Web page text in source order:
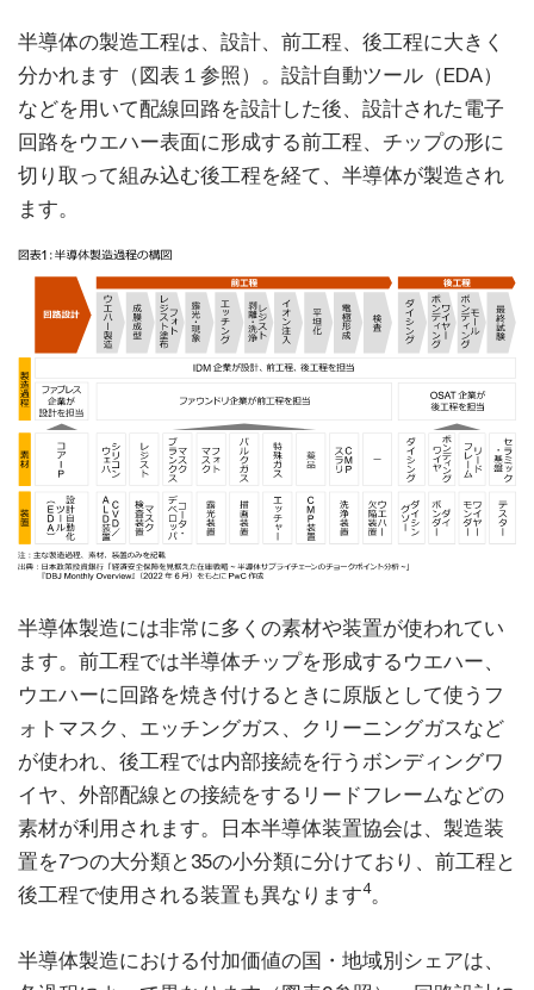
半導体の製造工程は、設計、前工程、後工程に大きく
分かれます（図表１参照）。設計自動ツール（EDA）
などを用いて配線回路を設計した後、設計された電子
回路をウエハー表面に形成する前工程、チップの形に
切り取って組み込む後工程を経て、半導体が製造され
ます。
半導体製造には非常に多くの素材や装置が使われてい
ます。前工程では半導体チップを形成するウエハー、
ウエハーに回路を焼き付けるときに原版として使うフ
ォトマスク、エッチングガス、クリーニングガスなど
が使われ、後工程では内部接続を行うボンディングワ
イヤ、外部配線との接続をするリードフレームなどの
素材が利用されます。日本半導体装置協会は、製造装
置を7つの大分類と35の小分類に分けており、前工程と
後工程で使用される装置も異なります4。
半導体製造における付加価値の国・地域別シェアは、